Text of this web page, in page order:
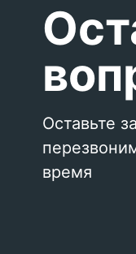
Оставьте
время